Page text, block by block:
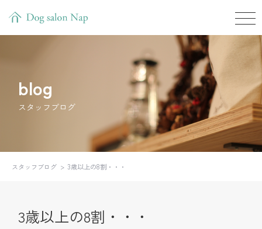
blog
スタッフブログ
スタッフブログ 3歳以上の8割・・・
3歳以上の8割・・・